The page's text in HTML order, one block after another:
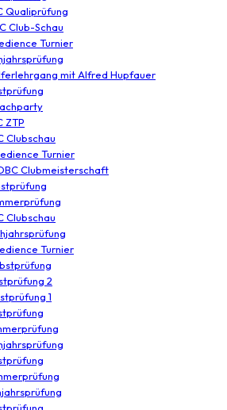
Qualiprüfung
Club-Schau
Turnier
mit Alfred Hupfauer
ZTP
Clubschau
Turnier
Clubmeisterschaft
Clubschau
Turnier
2
1